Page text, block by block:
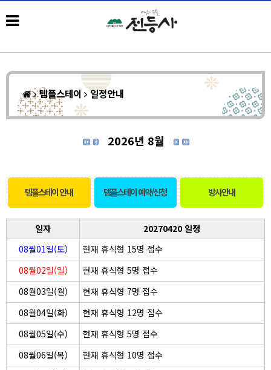
템플스테이 일정안내
2026년 8월
템플스테이 안내 템플스테이 예약/신청 방사안내
일자
20270420 일정
08월01일(토)
현재 휴식형 15명 접수
08월02일(일)
현재 휴식형 5명 접수
08월03일(월)
현재 휴식형 7명 접수
08월04일(화)
현재 휴식형 12명 접수
08월05일(수)
현재 휴식형 5명 접수
08월06일(목)
현재 휴식형 10명 접수